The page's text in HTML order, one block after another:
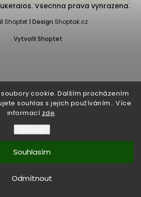
cookie. Dalším procházením
souhlas s jejich používáním.. Více
informací zde.
Odmítnout
Souhlasím
Vytvořil Shoptet
. Všechna práva vyhrazena.
Shoptet | Design Shoptak.cz